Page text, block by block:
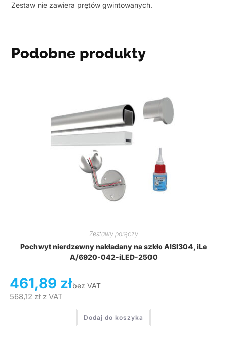
Zestaw nie zawiera prętów gwintowanych.
Podobne produkty
Zestawy poręczy
Pochwyt nierdzewny nakładany na szkło AISI304, iLe
A/6920-042-iLED-2500
461,89 złbez VAT
568,12 złz VAT
Dodaj do koszyka